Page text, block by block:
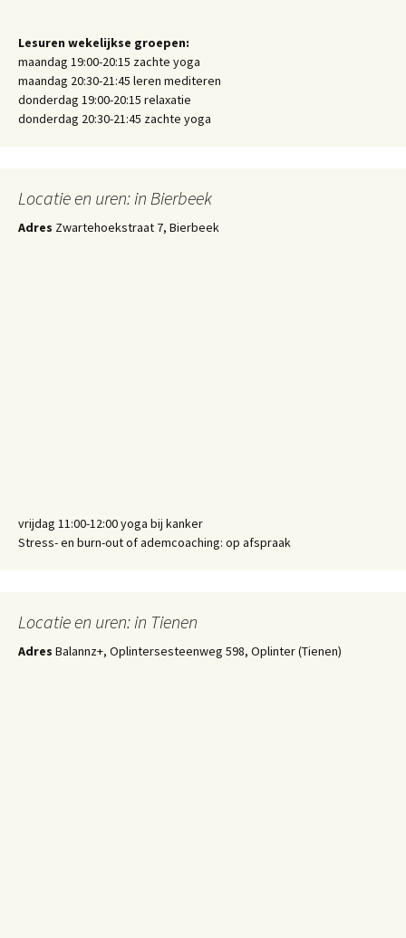
Lesuren wekelijkse groepen:
maandag 19:00-20:15 zachte yoga
maandag 20:30-21:45 leren mediteren
donderdag 19:00-20:15 relaxatie
donderdag 20:30-21:45 zachte yoga
Locatie en uren: in Bierbeek
Adres Zwartehoekstraat 7, Bierbeek
vrijdag 11:00-12:00 yoga bij kanker
Stress- en burn-out of ademcoaching: op afspraak
Locatie en uren: in Tienen
Adres Balannz+, Oplintersesteenweg 598, Oplinter (Tienen)